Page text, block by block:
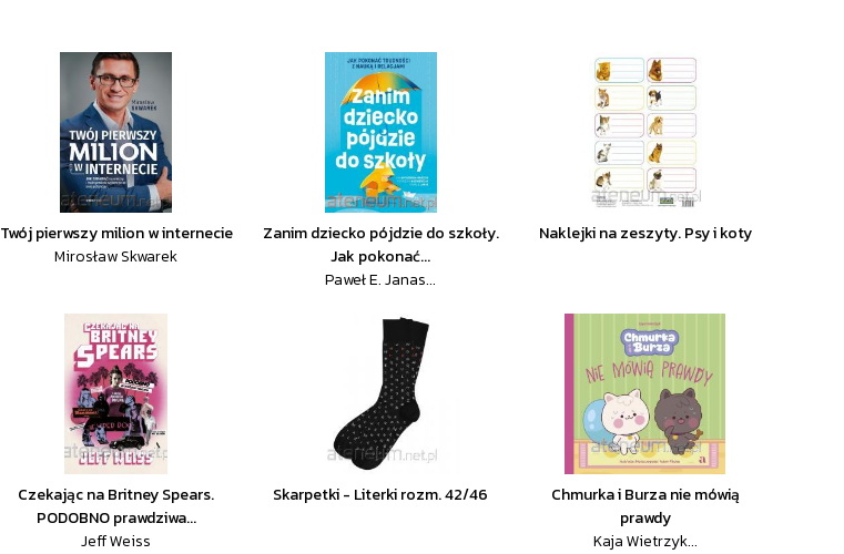
Twój pierwszy milion w internecie
Mirosław Skwarek
Zanim dziecko pójdzie do szkoły.
Jak pokonać...
Paweł E. Janas...
Naklejki na zeszyty. Psy i koty
Czekając na Britney Spears.
PODOBNO prawdziwa...
Jeff Weiss
Skarpetki - Literki rozm. 42/46
Chmurka i Burza nie mówią
prawdy
Kaja Wietrzyk...